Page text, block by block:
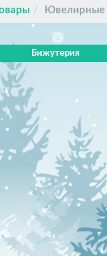
Ювелирные
Бижутерия